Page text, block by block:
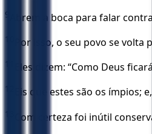
9 Abrem a boca para falar
10 Por isso, o seu povo se
11 Eles dizem: “Como Deus
12 Eis que estes são os ímpios;
13 Com certeza foi inútil